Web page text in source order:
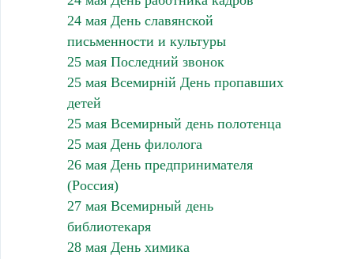
24 мая День славянской
письменности и культуры
25 мая Последний звонок
25 мая Всемирній День пропавших
детей
25 мая Всемирный день полотенца
25 мая День филолога
26 мая День предпринимателя
(Россия)
27 мая Всемирный день
библиотекаря
28 мая День химика